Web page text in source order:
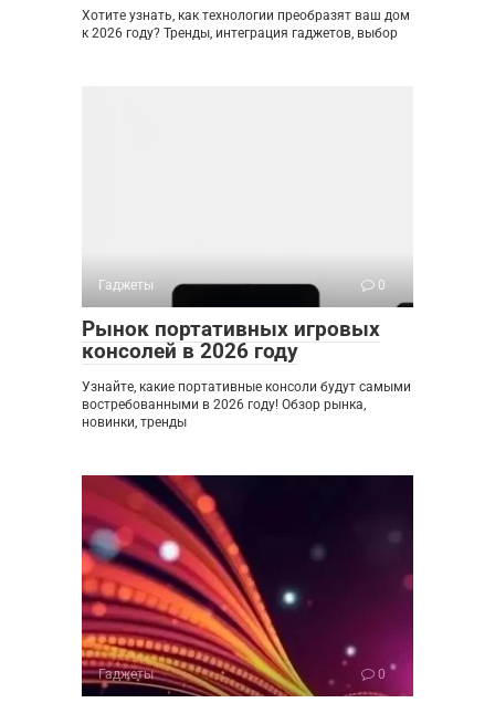
Хотите узнать, как технологии преобразят ваш дом
к 2026 году? Тренды, интеграция гаджетов, выбор
Гаджеты 0
Рынок портативных игровых
консолей в 2026 году
Узнайте, какие портативные консоли будут самыми
востребованными в 2026 году! Обзор рынка,
новинки, тренды
Гаджеты 0